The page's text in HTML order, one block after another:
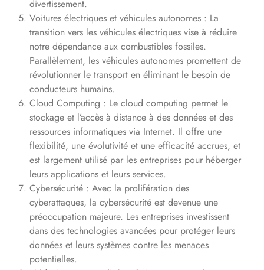
divertissement.
Voitures électriques et véhicules autonomes : La
transition vers les véhicules électriques vise à réduire
notre dépendance aux combustibles fossiles.
Parallèlement, les véhicules autonomes promettent de
révolutionner le transport en éliminant le besoin de
conducteurs humains.
Cloud Computing : Le cloud computing permet le
stockage et l’accès à distance à des données et des
ressources informatiques via Internet. Il offre une
flexibilité, une évolutivité et une efficacité accrues, et
est largement utilisé par les entreprises pour héberger
leurs applications et leurs services.
Cybersécurité : Avec la prolifération des
cyberattaques, la cybersécurité est devenue une
préoccupation majeure. Les entreprises investissent
dans des technologies avancées pour protéger leurs
données et leurs systèmes contre les menaces
potentielles.